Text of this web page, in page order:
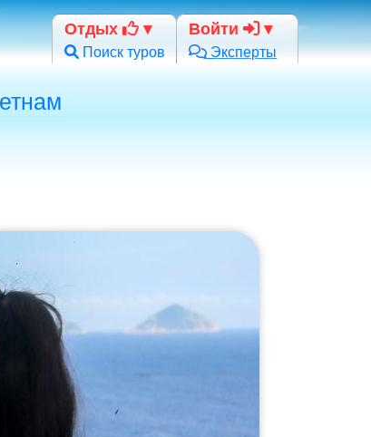
Отдых
Поиск туров
Войти
Эксперты